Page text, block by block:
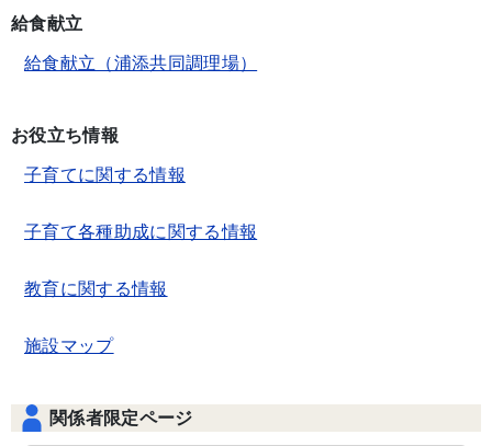
給食献立
給食献立（浦添共同調理場）
お役立ち情報
子育てに関する情報
子育て各種助成に関する情報
教育に関する情報
施設マップ
関係者限定ページ